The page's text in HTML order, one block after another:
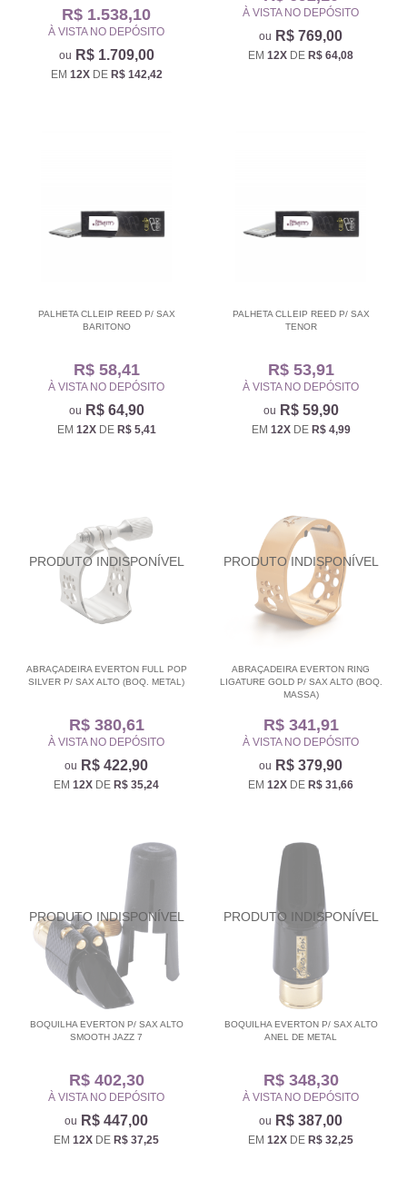
R$ 1.538,10
À VISTA NO DEPÓSITO
R$ 1.709,00
EM 12XDE R$ 142,42
À VISTA NO DEPÓSITO
R$ 769,00
EM 12X DE R$ 64,08
PALHETA CLLEIP REED P/ SAX
BARITONO
R$ 58,41
À VISTA NO DEPÓSITO
R$ 64,90
EM 12XDE R$ 5,41
PALHETA CLLEIP REED P/ SAX
TENOR
R$ 53,91
À VISTA NO DEPÓSITO
R$ 59,90
EM 12XDE R$ 4,99
ABRAÇADEIRA EVERTON FULL POP
SILVER P/ SAX ALTO (BOQ. METAL)
R$ 380,61
À VISTA NO DEPÓSITO
R$ 422,90
EM 12X DE R$ 35,24
ABRAÇADEIRA EVERTON RING
LIGATURE GOLD P/ SAX ALTO (BOQ.
MASSA)
R$ 341,91
À VISTA NO DEPÓSITO
R$ 379,90
EM 12X DE R$ 31,66
BOQUILHA EVERTON P/ SAX ALTO
SMOOTH JAZZ 7
R$ 402,30
À VISTA NO DEPÓSITO
R$ 447,00
EM 12X DE R$ 37,25
BOQUILHA EVERTON P/ SAX ALTO
ANEL DE METAL
R$ 348,30
À VISTA NO DEPÓSITO
R$ 387,00
EM 12X DE R$ 32,25